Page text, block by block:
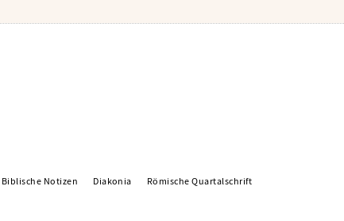
Biblische Notizen Diakonia Römische Quartalschrift